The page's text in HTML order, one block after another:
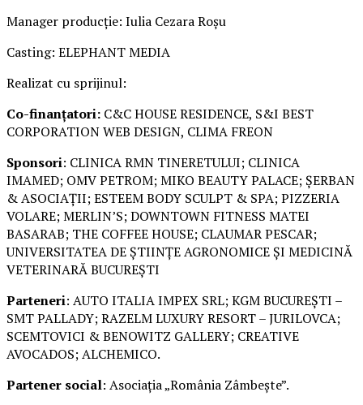
Manager producție: Iulia Cezara Roșu
Casting: ELEPHANT MEDIA
Realizat cu sprijinul:
Co-finanțatori: C&C HOUSE RESIDENCE, S&I BEST
CORPORATION WEB DESIGN, CLIMA FREON
Sponsori: CLINICA RMN TINERETULUI; CLINICA
IMAMED; OMV PETROM; MIKO BEAUTY PALACE; ȘERBAN
& ASOCIAȚII; ESTEEM BODY SCULPT & SPA; PIZZERIA
VOLARE; MERLIN’S; DOWNTOWN FITNESS MATEI
BASARAB; THE COFFEE HOUSE; CLAUMAR PESCAR;
UNIVERSITATEA DE ȘTIINȚE AGRONOMICE ȘI MEDICINĂ
VETERINARĂ BUCUREȘTI
Parteneri: AUTO ITALIA IMPEX SRL; KGM BUCUREȘTI –
SMT PALLADY; RAZELM LUXURY RESORT – JURILOVCA;
SCEMTOVICI & BENOWITZ GALLERY; CREATIVE
AVOCADOS; ALCHEMICO.
Partener social: Asociația „România Zâmbește”.